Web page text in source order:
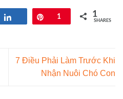
Pin
1 1
SHARES
7 Điều Phải Làm Trước Khi
Nhận Nuôi Chó Con